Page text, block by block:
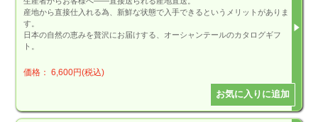
産地から直接仕入れる為、新鮮な状態で入手できるというメリットがありま
す。
日本の自然の恵みを贅沢にお届けする、オーシャンテールのカタログギフ
ト。
価格： 6,600円(税込)